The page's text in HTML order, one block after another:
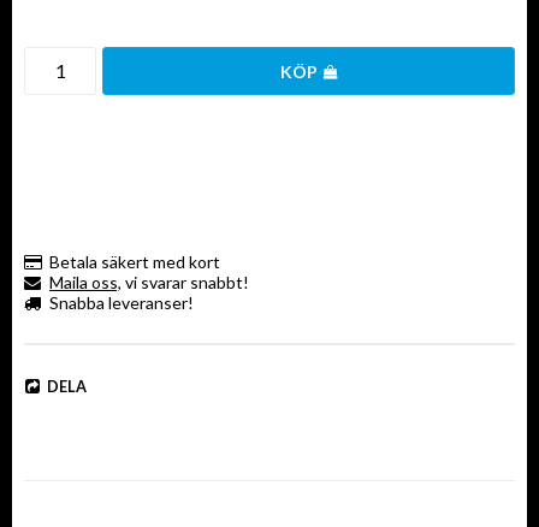
KÖP
Betala säkert med kort
Maila oss, vi svarar snabbt!
Snabba leveranser!
DELA